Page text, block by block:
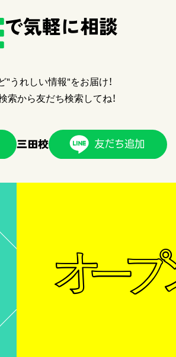
で気軽に相談
うれしい情報"をお届け！
索から友だち検索してね！
三田校